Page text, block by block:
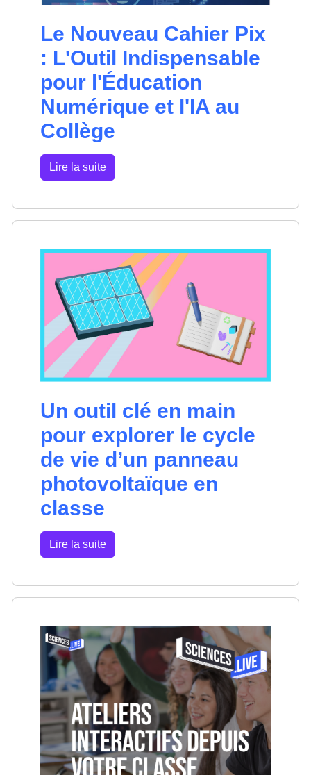
Le Nouveau Cahier Pix
: L'Outil Indispensable
pour l'Éducation
Numérique et l'IA au
Collège
Lire la suite
Un outil clé en main
pour explorer le cycle
de vie d’un panneau
photovoltaïque en
classe
Lire la suite